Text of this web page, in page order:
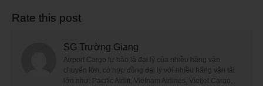
Rate this post
SG Trường Giang
Airport Cargo tự hào là đại lý của nhiều hãng vận
chuyển lớn, có hợp đồng đại lý với nhiều hãng vận tải
lớn như: Pacific Airlift, Vietnam Airlines, Vietjet Cargo,